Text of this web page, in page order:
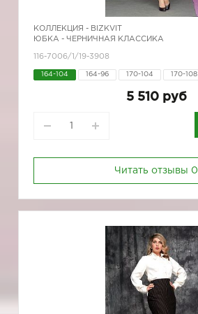
КОЛЛЕКЦИЯ - BIZKVIT
ЮБКА - ЧЕРНИЧНАЯ КЛАССИКА
116-7006/1/19-3908
164-104 164-96 170-104 170-108
5 510 руб
Читать отзывы 0